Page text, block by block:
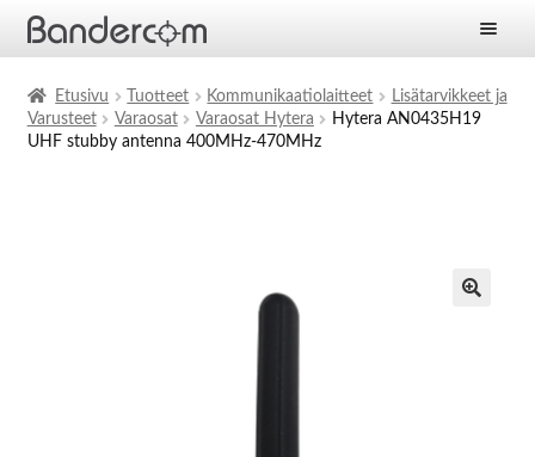
Tuotteet
valikko
Etusivu Tuotteet Kommunikaatiolaitteet
Lisätarvikkeet ja
Varusteet
Varaosat Varaosat Hytera
Hytera AN0435H19
UHF stubby antenna 400MHz-470MHz